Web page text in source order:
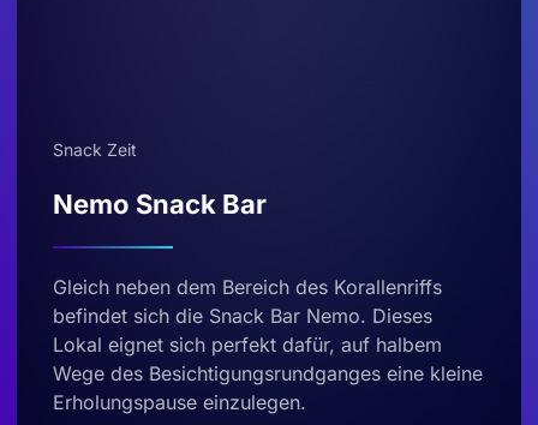
Snack Zeit
Nemo Snack Bar
Gleich neben dem Bereich des Korallenriffs
befindet sich die Snack Bar Nemo. Dieses
Lokal eignet sich perfekt dafür, auf halbem
Wege des Besichtigungsrundganges eine kleine
Erholungspause einzulegen.